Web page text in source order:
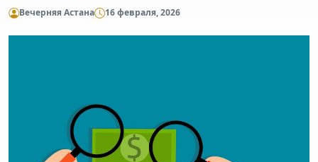
Вечерняя Астана 16 февраля, 2026